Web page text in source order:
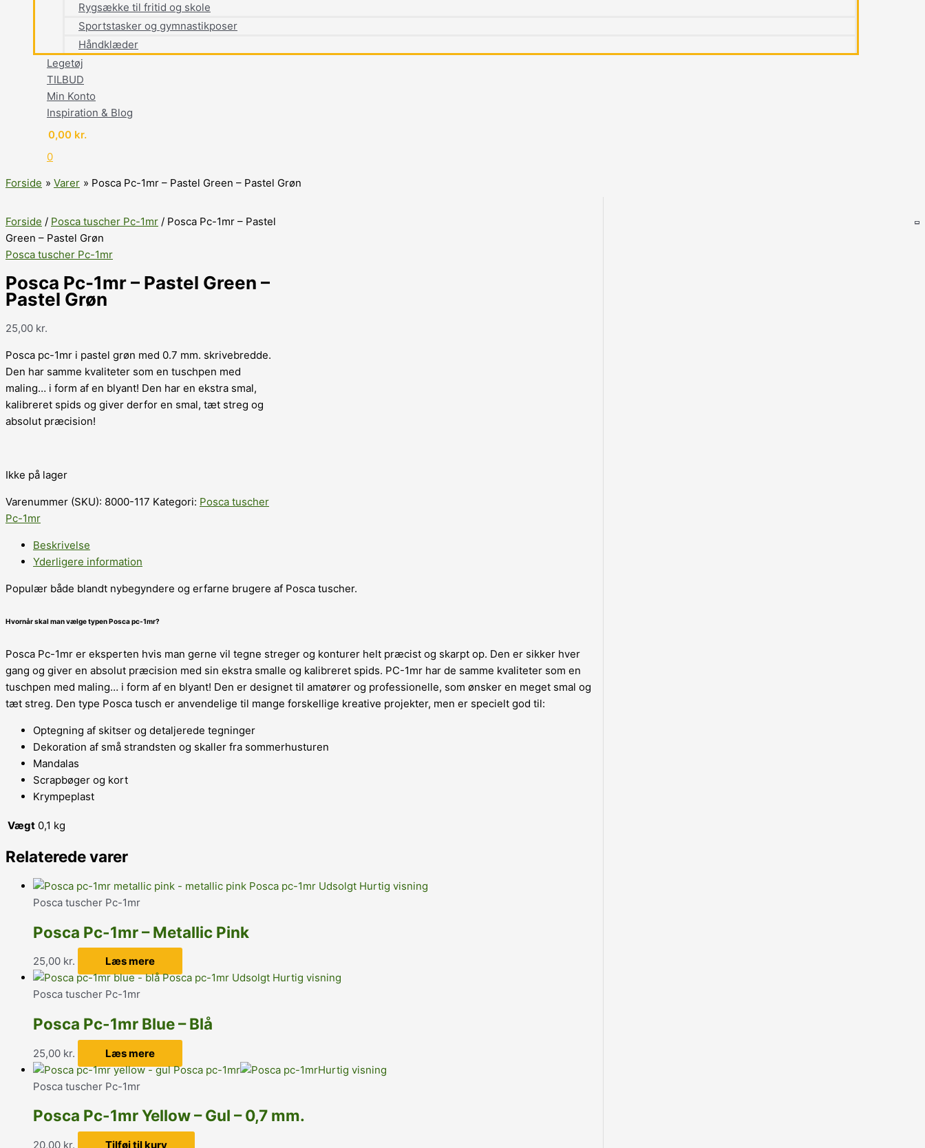
Rygsække til fritid og skole
Sportstasker og gymnastikposer
Håndklæder
Legetøj
TILBUD
Min Konto
Inspiration & Blog
0,00 kr.
0
Forside
Varer Posca Pc-1mr – Pastel Green – Pastel Grøn
Forside / Posca tuscher Pc-1mr / Posca Pc-1mr – Pastel
Green – Pastel Grøn
Posca tuscher Pc-1mr
Posca Pc-1mr – Pastel Green –
Pastel Grøn
25,00 kr.
Posca pc-1mr i pastel grøn med 0.7 mm. skrivebredde.
Den har samme kvaliteter som en tuschpen med
maling… i form af en blyant! Den har en ekstra smal,
kalibreret spids og giver derfor en smal, tæt streg og
absolut præcision!
Ikke på lager
Varenummer (SKU): 8000-117 Kategori: Posca tuscher
Pc-1mr
Beskrivelse
Yderligere information
Populær både blandt nybegyndere og erfarne brugere af Posca tuscher.
Hvornår skal man vælge typen Posca pc-1mr?
Posca Pc-1mr er eksperten hvis man gerne vil tegne streger og konturer helt præcist og skarpt op. Den er sikker hver
gang og giver en absolut præcision med sin ekstra smalle og kalibreret spids. PC-1mr har de samme kvaliteter som en
tuschpen med maling… i form af en blyant! Den er designet til amatører og professionelle, som ønsker en meget smal og
tæt streg. Den type Posca tusch er anvendelige til mange forskellige kreative projekter, men er specielt god til:
Optegning af skitser og detaljerede tegninger
Dekoration af små strandsten og skaller fra sommerhusturen
Mandalas
Scrapbøger og kort
Krympeplast
Vægt 0,1 kg
Relaterede varer
Udsolgt Hurtig visning
Posca tuscher Pc-1mr
Posca Pc-1mr – Metallic Pink
25,00 kr.
Læs mere
Udsolgt Hurtig visning
Posca tuscher Pc-1mr
Posca Pc-1mr Blue – Blå
25,00 kr.
Læs mere
Hurtig visning
Posca tuscher Pc-1mr
Posca Pc-1mr Yellow – Gul – 0,7 mm.
20,00 kr. Tilføj til kurv